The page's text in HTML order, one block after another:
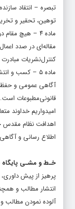
توهین، تحقیر و
‌ماده ۴ – هیچ
مقاله‌ای در صدد
کنترل‌نشریات
‌ماده ۵ – کسب و
آگاهی عمومی و حفظ
قانونی‌مطبوعات است.
امیدواریم خداوند
اهدافت نظام مقدس
اطلاع رسانی و
پرهیز از پیش
انتشار مطالب و
آلوده نمودن
ایضاً تمجیدِ